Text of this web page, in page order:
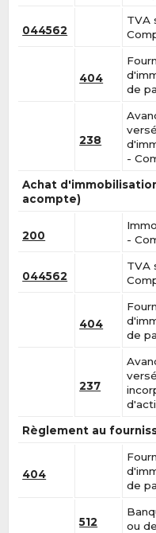
044562
TVA
404
de
238
-
Achat
acompte)
200
-
044562
TVA
404
de
237
Règlement au
404
de
512
ou